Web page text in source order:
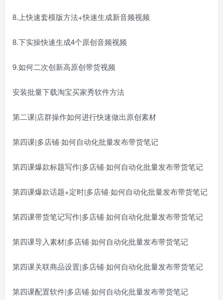
8.上快速套模版方法+快速生成新音频视频
8.下实操快速生成4个原创音频视频
9.如何二次创新高原创带货视频
安装批量下载淘宝买家秀软件方法
第二课|店群操作如何进行快速做出原创素材
第四课|多店铺·如何自动化批量发布带货笔记
第四课爆款标题写作|多店铺·如何自动化批量发布带货笔记
第四课爆款话题+定时|多店铺·如何自动化批量发布带货笔记
第四课带货笔记写作|多店铺·如何自动化批量发布带货笔记
第四课导入素材|多店铺·如何自动化批量发布带货笔记
第四课关联商品设置|多店铺·如何自动化批量发布带货笔记
第四课配置软件|多店铺·如何自动化批量发布带货笔记